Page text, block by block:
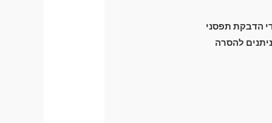
הדבקת תפסני
מכני לרכב) וניתנים להסרה